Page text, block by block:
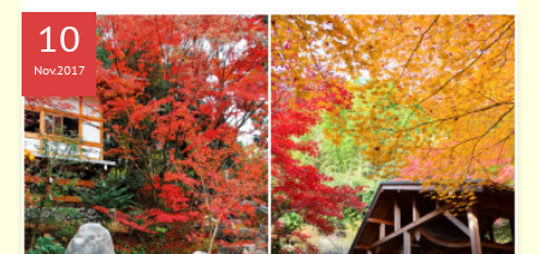
10
Nov2017